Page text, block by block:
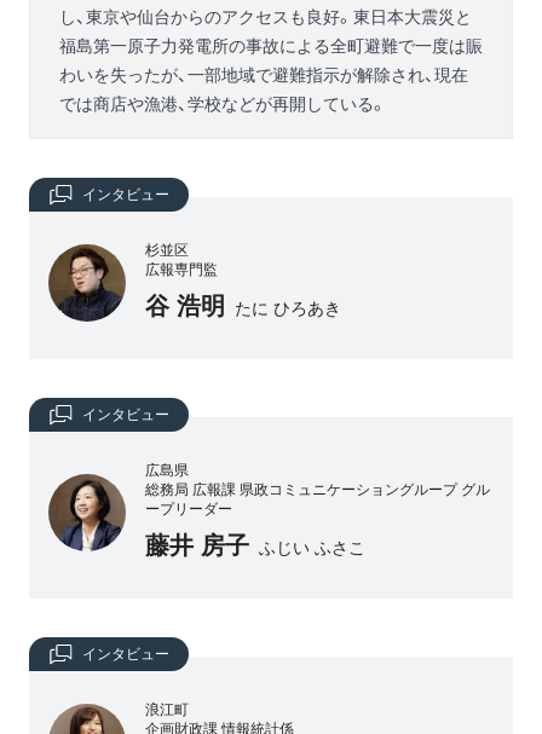
し、東京や仙台からのアクセスも良好。東日本大震災と
福島第一原子力発電所の事故による全町避難で一度は賑
わいを失ったが、一部地域で避難指示が解除され、現在
では商店や漁港、学校などが再開している。
インタビュー
杉並区
広報専門監
谷 浩明 たに ひろあき
インタビュー
広島県
総務局 広報課 県政コミュニケーショングループ グル
ープリーダー
藤井 房子 ふじい ふさこ
インタビュー
浪江町
企画財政課 情報統計係